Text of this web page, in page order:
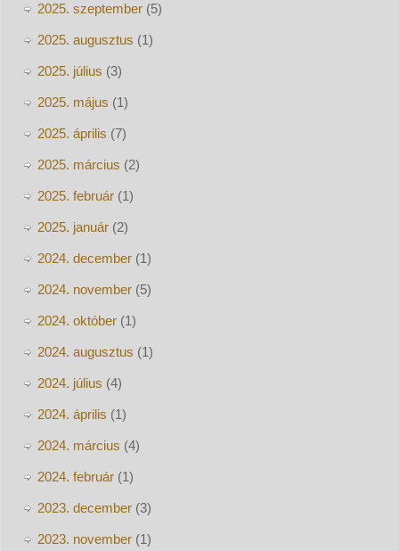
2025. szeptember(5)
2025. augusztus (1)
2025. július (3)
2025. május (1)
2025. április (7)
2025. március (2)
2025. február(1)
2025. január(2)
2024. december(1)
2024. november(5)
2024. október(1)
2024. augusztus (1)
2024. július (4)
2024. április (1)
2024. március (4)
2024. február(1)
2023. december(3)
2023. november(1)